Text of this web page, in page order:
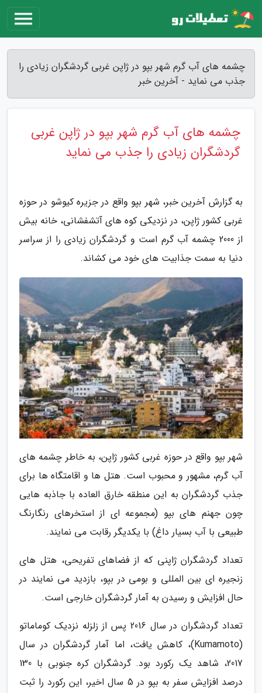
چشمه های آب گرم شهر بپو در ژاپن غربی گردشگران زیادی را
جذب می نماید - آخرین خبر
چشمه های آب گرم شهر بپو در ژاپن غربی
گردشگران زیادی را جذب می نماید
به گزارش آخرین خبر، شهر بپو واقع در جزیره کیوشو در حوزه
غربی کشور ژاپن، در نزدیکی کوه های آتشفشانی، خانه بیش
از 2000 چشمه آب گرم است و گردشگران زیادی را از سراسر
دنیا به سمت جذابیت های خود می کشاند.
شهر بپو واقع در حوزه غربی کشور ژاپن، به خاطر چشمه های
آب گرم، مشهور و محبوب است. هتل ها و اقامتگاه ها برای
جذب گردشگران به این منطقه خارق العاده با جاذبه هایی
چون جهنم های بپو (مجموعه ای از استخرهای رنگارنگ
طبیعی با آب بسیار داغ) با یکدیگر رقابت می نمایند.
تعداد گردشگران ژاپنی که از فضاهای تفریحی، هتل های
زنجیره ای بین المللی و بومی در بپو، بازدید می نمایند در
حال افزایش و رسیدن به آمار گردشگران خارجی است.
تعداد گردشگران در سال 2016 پس از زلزله نزدیک کوماماتو
(Kumamoto)، کاهش یافت، اما آمار گردشگران در سال
2017، شاهد یک رکورد بود. گردشگران کره جنوبی با 130
درصد افزایش سفر به بپو در 5 سال اخیر، این رکورد را ثبت